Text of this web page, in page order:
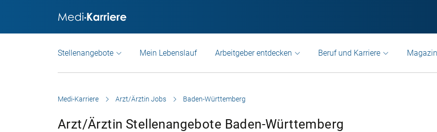
Stellenangebote Mein Lebenslauf Arbeitgeber entdecken Beruf und Karriere Magazin
Medi-Karriere Arzt/Ärztin Jobs Baden-Württemberg
Arzt/Ärztin Stellenangebote Baden-Württemberg